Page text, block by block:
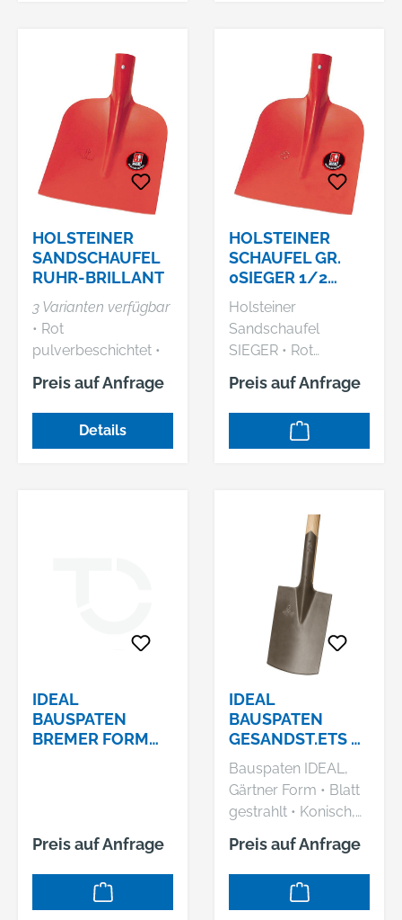
Idealspaten-Bredt
GmbH & Co.KG,
Goethestr. 27, 58313
Herdecke, DE,
+492330601101,
vlasic@idealspaten.c
HOLSTEINER
SANDSCHAUFEL
RUHR-BRILLANT
3 Varianten verfügbar
• Rot
pulverbeschichtet •
Spezial gehärtet
Preis auf Anfrage
Details
HOLSTEINER
SCHAUFEL GR.
0SIEGER 1/2
GEHOBEN
Holsteiner
Sandschaufel
SIEGER • Rot
pulverbeschichtet,
gehärtet Lieferung:
Ohne Stiel Hersteller:
Idealspaten-Bredt
+492330601101,
vlasic@idealspaten.c
Preis auf Anfrage
IDEAL
BAUSPATEN
BREMER FORM
Preis auf Anfrage
IDEAL
BAUSPATEN
GESANDST.ETS 85
CM GR. 2
Bauspaten IDEAL,
Gärtner Form • Blatt
gestrahlt • Konisch,
selbstschärfend
gewalzt • Aus einem
Stück gefertigt
Hersteller:
Preis auf Anfrage